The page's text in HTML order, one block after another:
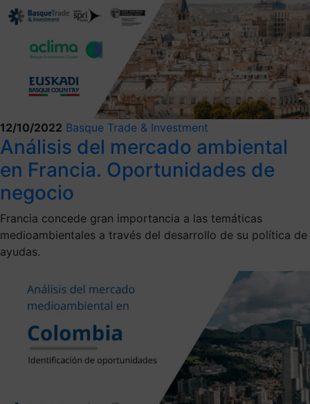
12/10/2022 Basque Trade & Investment
Análisis del mercado ambiental
en Francia. Oportunidades de
negocio
Francia concede gran importancia a las temáticas
medioambientales a través del desarrollo de su política de
ayudas.